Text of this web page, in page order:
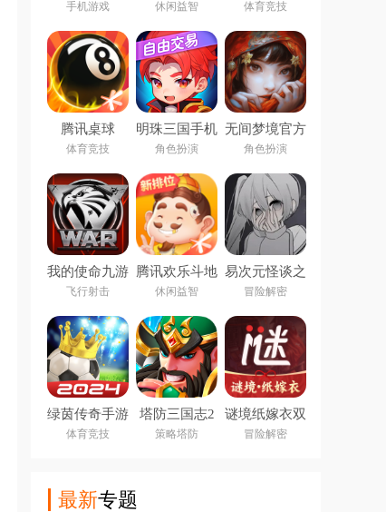
手机游戏 休闲益智
(FIFA Online
4 M)
体育竞技
腾讯桌球
2026最新版
体育竞技
明珠三国手机
版
角色扮演
无间梦境官方
下载
角色扮演
我的使命九游
版本
飞行射击
腾讯欢乐斗地
主2026年新
版
休闲益智
易次元怪谈之
家下载正版官
方手机版
冒险解密
绿茵传奇手游
体育竞技
塔防三国志2
手游
策略塔防
谜境纸嫁衣双
人版
冒险解密
最新专题